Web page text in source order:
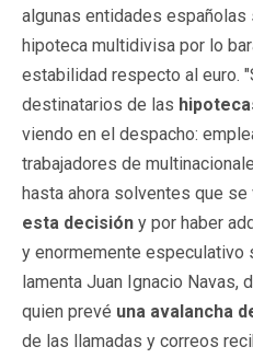
algunas entidades españolas
hipoteca multidivisa por lo
estabilidad respecto al euro.
destinatarios de las
viendo en el despacho:
trabajadores de
hasta ahora solventes que se
esta decisión y por haber
y enormemente especulativo
lamenta Juan Ignacio Navas,
quien prevé una avalancha
de las llamadas y correos